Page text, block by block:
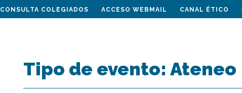
CONSULTA COLEGIADOS ACCESO WEBMAIL CANAL ÉTICO
Tipo de evento: Ateneo